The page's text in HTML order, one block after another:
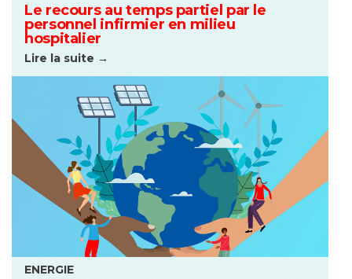
Le recours au temps partiel par le
personnel infirmier en milieu
hospitalier
Lire la suite →
ENERGIE